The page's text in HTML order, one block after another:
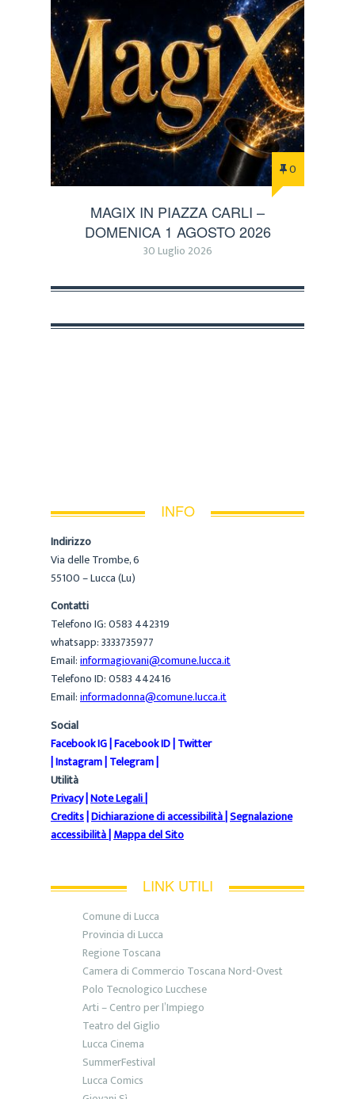
0
MAGIX IN PIAZZA CARLI –
DOMENICA 1 AGOSTO 2026
30 Luglio 2026
INFO
Indirizzo
Via delle Trombe, 6
55100 – Lucca (Lu)
Contatti
Telefono IG: 0583 442319
whatsapp: 3333735977
Email:informagiovani@comune.lucca.it
Telefono ID: 0583 442416
Email:informadonna@comune.lucca.it
Social
Facebook IG|Facebook ID|Twitter
|Instagram|Telegram|
Utilità
Privacy|Note Legali|
Credits|Dichiarazione di accessibilità|Segnalazione
accessibilità|Mappa del Sito
LINK UTILI
Comune di Lucca
Provincia di Lucca
Regione Toscana
Camera di Commercio Toscana Nord-Ovest
Polo Tecnologico Lucchese
Arti – Centro per l’Impiego
Teatro del Giglio
Lucca Cinema
SummerFestival
Lucca Comics